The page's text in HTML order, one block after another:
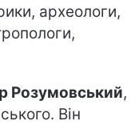
археологи,
Розумовський,
Він